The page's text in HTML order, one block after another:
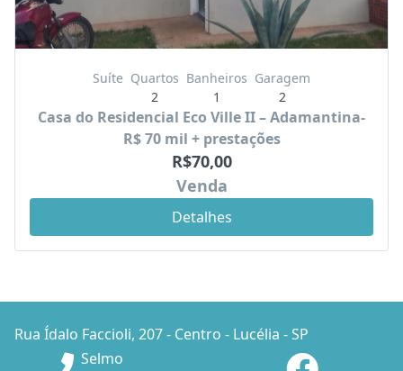
Suíte Quartos
2
Banheiros
1
Garagem
2
Casa do Residencial Eco Ville II – Adamantina-
R$ 70 mil + prestações
R$70,00
Venda
Detalhes
Rua Ídalo Faccioli, 207 - Centro - Lucélia - SP
Selmo